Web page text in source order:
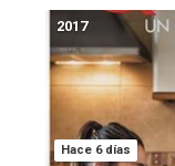
Hace 6 días
2017